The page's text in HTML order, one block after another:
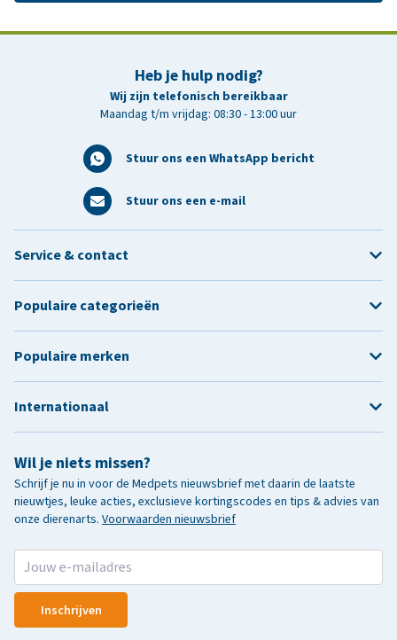
Heb je hulp nodig?
Wij zijn telefonisch bereikbaar
Maandag t/m vrijdag: 08:30 - 13:00 uur
Stuur ons een WhatsApp bericht
Stuur ons een e-mail
Wil je niets missen?
Schrijf je nu in voor de Medpets nieuwsbrief met daarin de laatste
nieuwtjes, leuke acties, exclusieve kortingscodes en tips & advies van
onze dierenarts. Voorwaarden nieuwsbrief
Inschrijven
Service & contact
Populaire categorieën
Populaire merken
Internationaal